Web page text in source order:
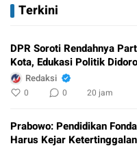
Terkini
DPR Soroti Rendahnya
Kota, Edukasi Politik
Redaksi
0 0 20 jam
Prabowo: Pendidikan
Harus Kejar